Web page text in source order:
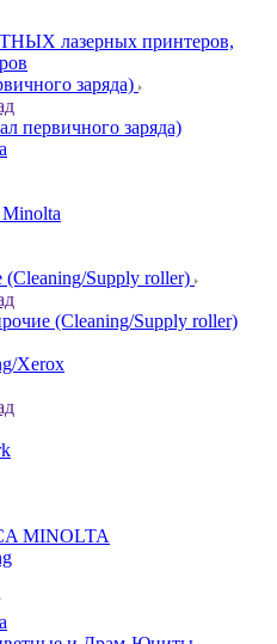
лазерных принтеров,
заряда)
первичного заряда)
Supply roller)
(Cleaning/Supply roller)
Xerox
MINOLTA